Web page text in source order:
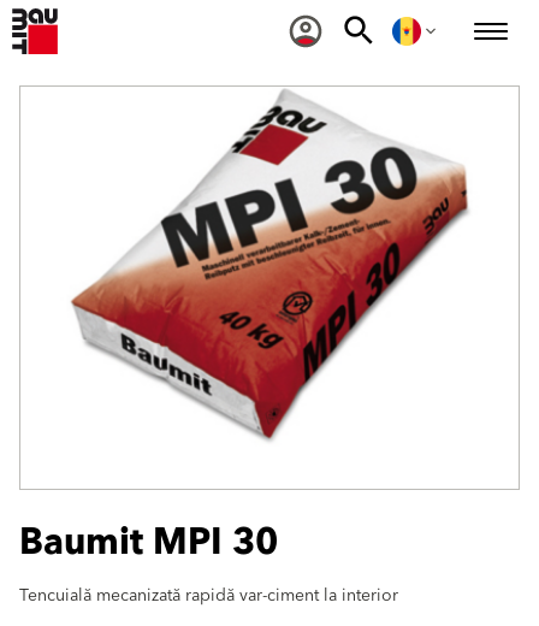
Baumit MPI 30
Tencuială mecanizată rapidă var-ciment la interior